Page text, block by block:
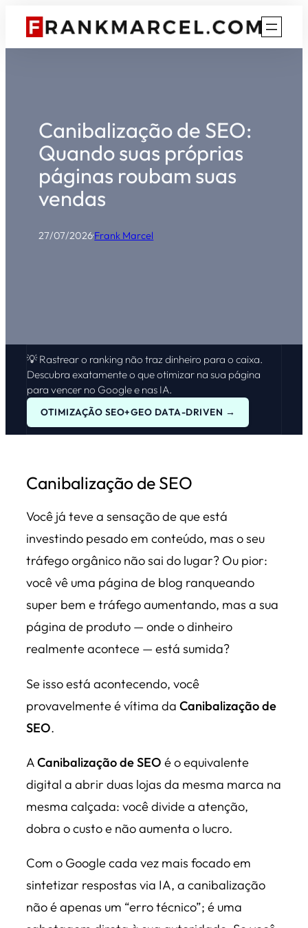
Pular
para
Canibalização de SEO:
Quando suas próprias
páginas roubam suas
vendas
27/07/2026·Frank Marcel
💡 Rastrear o ranking não traz dinheiro para o caixa.
Descubra exatamente o que otimizar na sua página
para vencer no Google e nas IA.
OTIMIZAÇÃO SEO+GEO DATA-DRIVEN →
Canibalização de SEO
Você já teve a sensação de que está
investindo pesado em conteúdo, mas o seu
tráfego orgânico não sai do lugar? Ou pior:
você vê uma página de blog ranqueando
super bem e tráfego aumentando, mas a sua
página de produto — onde o dinheiro
realmente acontece — está sumida?
Se isso está acontecendo, você
provavelmente é vítima da Canibalização de
SEO.
ACanibalização de SEO é o equivalente
digital a abrir duas lojas da mesma marca na
mesma calçada: você divide a atenção,
dobra o custo e não aumenta o lucro.
Com o Google cada vez mais focado em
sintetizar respostas via IA, a canibalização
não é apenas um “erro técnico”; é uma